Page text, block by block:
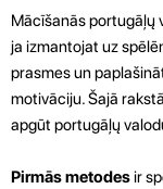
Mācīšanās portugāļų
ja izmantojat uz
prasmes un
motivāciju. Šajā
apgūt portugāļų
Pirmās metodesir